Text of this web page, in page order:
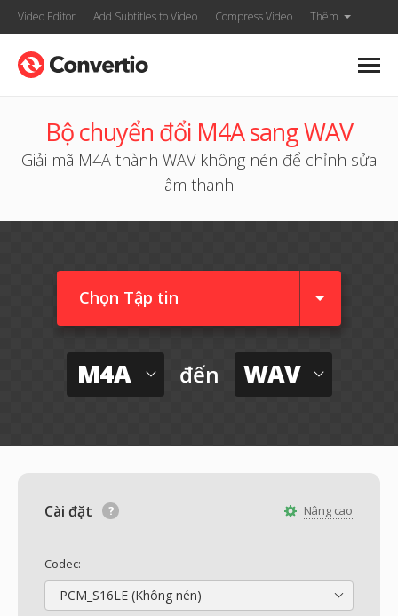
Video Editor Add Subtitles to Video Compress Video Thêm
Bộ chuyển đổi M4A sang WAV
Giải mã M4A thành WAV không nén để chỉnh sửa
âm thanh
Chọn Tập tin
M4A đến WAV
Nâng cao
Cài đặt
Codec:
PCM_S16LE (Không nén)